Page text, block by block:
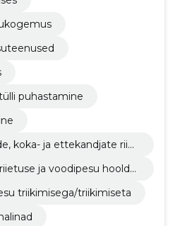
puhastamine
koka- ja ettekandjate riiet
ja voodipesu hoolda
triikimisega/triikimiseta